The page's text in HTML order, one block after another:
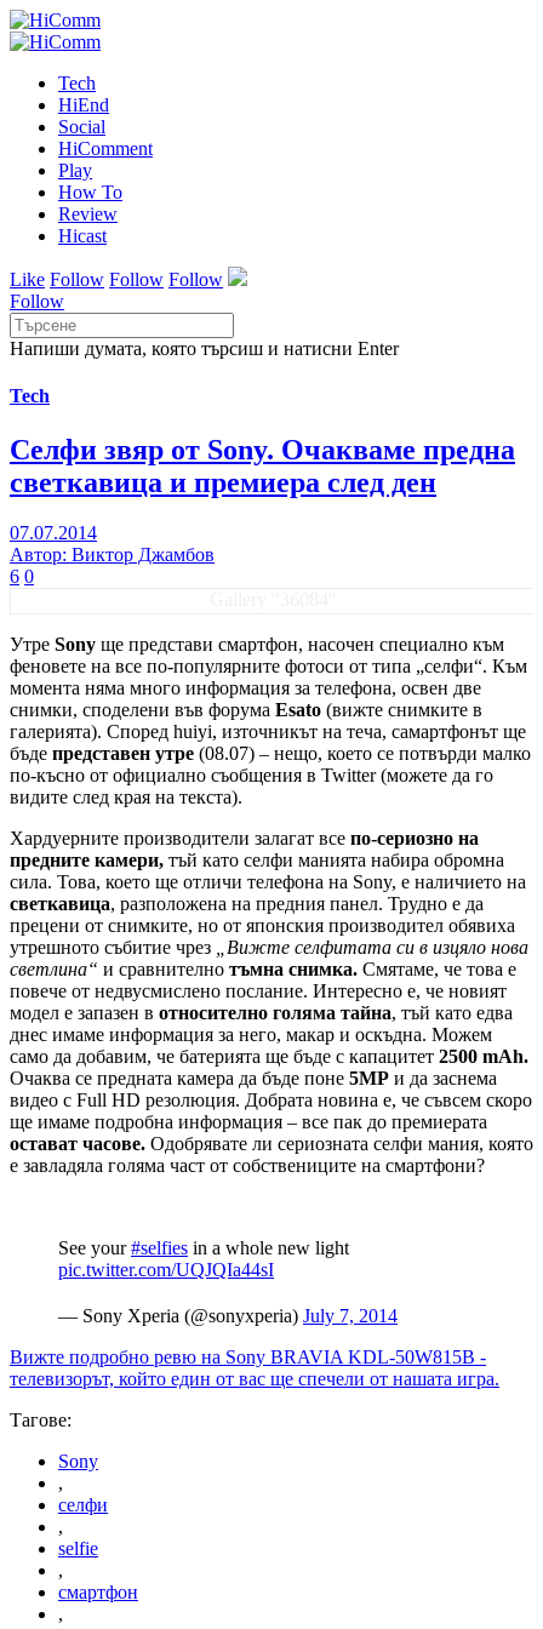
Tech
HiEnd
Social
HiComment
Play
How To
Review
Hicast
Like Follow Follow Follow
Follow
Напиши думата, която търсиш и натисни Enter
Tech
Селфи звяр от Sony. Очакваме предна
светкавица и премиера след ден
07.07.2014
Автор: Виктор Джамбов
6 0
Утре Sony ще представи смартфон, насочен специално към
феновете на все по-популярните фотоси от типa „селфи“. Към
момента няма много информация за телефона, освен две
снимки, споделени във форума Esato (вижте снимките в
галерията). Според huiyi, източникът на теча, самартфонът ще
бъде представен утре (08.07) – нещо, което се потвърди малко
по-късно от официално съобщения в Twitter (можете да го
видите след края на текста).
Хардуерните производители залагат все по-сериозно на
предните камери, тъй като селфи манията набира обромна
сила. Това, което ще отличи телефона на Sony, е наличието на
светкавица, разположена на предния панел. Трудно е да
прецени от снимките, но от японския производител обявиха
утрешното събитие чрез „Вижте селфитата си в изцяло нова
светлина“ и сравнително тъмна снимка. Смятаме, че това е
повече от недвусмислено послание. Интересно е, че новият
модел е запазен в относително голяма тайна, тъй като едва
днес имаме информация за него, макар и оскъдна. Можем
само да добавим, че батерията ще бъде с капацитет 2500 mAh.
Очаква се предната камера да бъде поне 5MP и да заснема
видео с Full HD резолюция. Добрата новина е, че съвсем скоро
ще имаме подробна информация – все пак до премиерата
остават часове. Одобрявате ли сериозната селфи мания, която
е завладяла голяма част от собствениците на смартфони?
See your#selfies in a whole new light
pic.twitter.com/UQJQIa44sI
— Sony Xperia (@sonyxperia) July 7, 2014
Вижте подробно ревю на Sony BRAVIA KDL-50W815B -
телевизорът, който един от вас ще спечели от нашата игра.
Тагове:
Sony
,
селфи
,
selfie
,
смартфон
,